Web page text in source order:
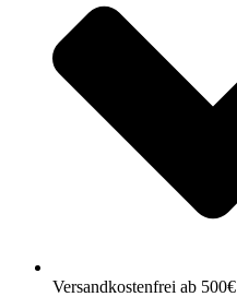
Versandkostenfrei ab 500€